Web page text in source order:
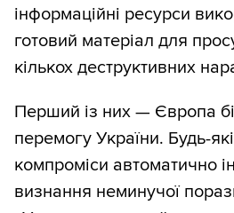
інформаційні ресурси
готовий матеріал для
кількох деструктивних
Перший із них — Європа
перемогу України. Будь-
компроміси автоматично
визнання неминучої